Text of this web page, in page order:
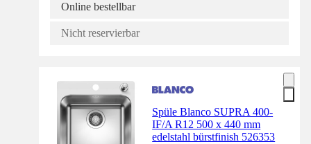
Online bestellbar
Nicht reservierbar
Spüle Blanco SUPRA 400-
IF/A R12 500 x 440 mm
edelstahl bürstfinish 526353